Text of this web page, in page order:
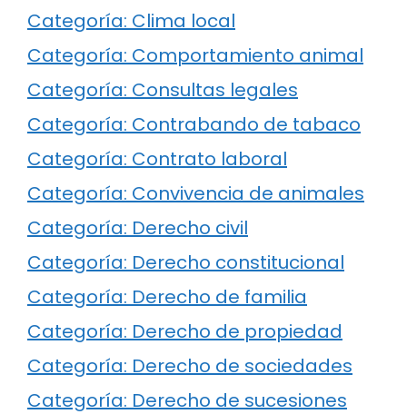
Categoría: Clima local
Categoría: Comportamiento animal
Categoría: Consultas legales
Categoría: Contrabando de tabaco
Categoría: Contrato laboral
Categoría: Convivencia de animales
Categoría: Derecho civil
Categoría: Derecho constitucional
Categoría: Derecho de familia
Categoría: Derecho de propiedad
Categoría: Derecho de sociedades
Categoría: Derecho de sucesiones